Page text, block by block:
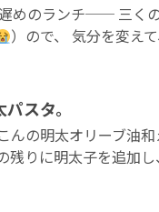
めのランチ── 三く
）ので、 気分を変え
スタ。
んの明太オリーブ油
残りに明太子を追加